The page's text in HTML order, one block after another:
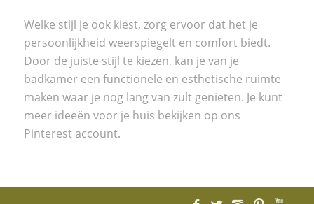
Welke stijl je ook kiest, zorg ervoor dat het je
persoonlijkheid weerspiegelt en comfort biedt.
Door de juiste stijl te kiezen, kan je van je
badkamer een functionele en esthetische ruimte
maken waar je nog lang van zult genieten. Je kunt
meer ideeën voor je huis bekijken op ons
Pinterestaccount.